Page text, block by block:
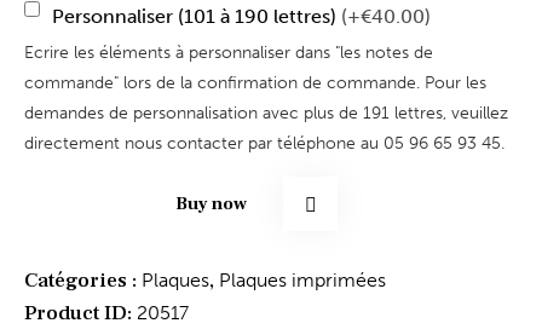
Personnaliser (101 à 190 lettres) (+€40.00)
Ecrire les éléments à personnaliser dans "les notes de
commande" lors de la confirmation de commande. Pour les
demandes de personnalisation avec plus de 191 lettres, veuillez
directement nous contacter par téléphone au 05 96 65 93 45.
Buy now
Catégories : Plaques, Plaques imprimées
Product ID: 20517